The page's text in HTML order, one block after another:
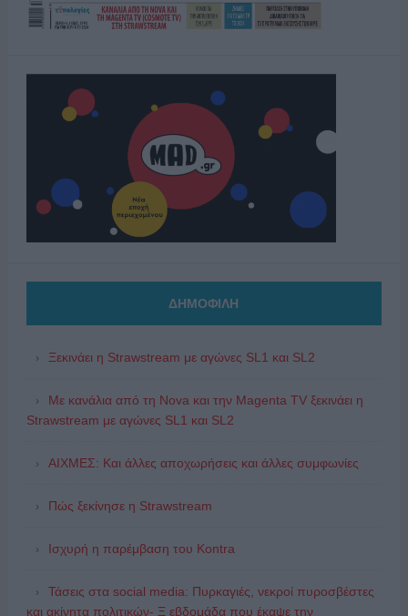
ΔΗΜΟΦΙΛΗ
Ξεκινάει η Strawstream με αγώνες SL1 και SL2
Με κανάλια από τη Nova και την Magenta TV ξεκινάει η
Strawstream με αγώνες SL1 και SL2
ΑΙΧΜΕΣ: Και άλλες αποχωρήσεις και άλλες συμφωνίες
Πώς ξεκίνησε η Strawstream
Ισχυρή η παρέμβαση του Kontra
Τάσεις στα social media: Πυρκαγιές, νεκροί πυροσβέστες
και ακίνητα πολιτικών- Ξ εβδομάδα που έκαψε την